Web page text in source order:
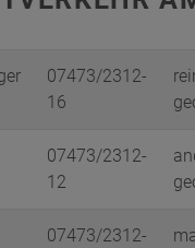
07473/2312-
16
07473/2312-
12
07473/2312-